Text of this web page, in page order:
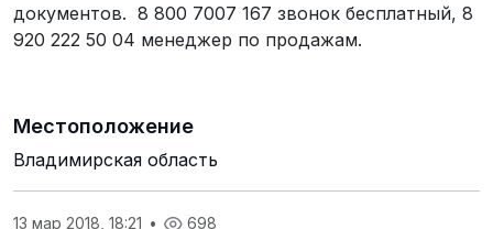
документов. 8 800 7007 167 звонок бесплатный, 8
920 222 50 04 менеджер по продажам.
Местоположение
Владимирская область
13 мар 2018, 18:21 • 698